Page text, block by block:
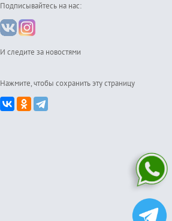
Подписывайтесь на нас:
И следите за новостями
Нажмите, чтобы сохранить эту страницу